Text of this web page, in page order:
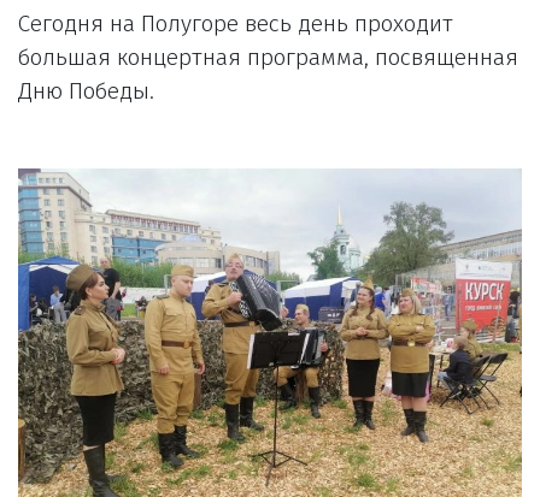
Сегодня на Полугоре весь день проходит
большая концертная программа, посвященная
Дню Победы.